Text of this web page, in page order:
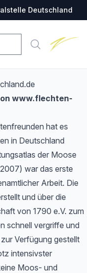
Deutschland
Suche
www.flechten-
hat es
in Deutschland
der Moose
war das erste
Arbeit. Die
und über die
von 1790 e.V. zum
schnell vergriffe und
Verfügung gestellt
intensivster
Moos- und